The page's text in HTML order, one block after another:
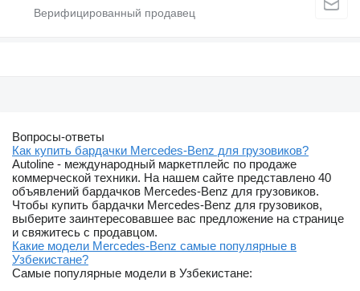
Вопросы-ответы
Как купить бардачки Mercedes-Benz для грузовиков?
Autoline - международный маркетплейс по продаже
коммерческой техники. На нашем сайте представлено 40
объявлений бардачков Mercedes-Benz для грузовиков.
Чтобы купить бардачки Mercedes-Benz для грузовиков,
выберите заинтересовавшее вас предложение на странице
и свяжитесь с продавцом.
Какие модели Mercedes-Benz самые популярные в
Узбекистане?
Самые популярные модели в Узбекистане: